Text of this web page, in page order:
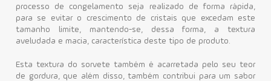
processo de congelamento seja realizado de forma rápida,
para se evitar o crescimento de cristais que excedam este
tamanho limite, mantendo-se, dessa forma, a textura
aveludada e macia, característica deste tipo de produto.
Esta textura do sorvete também é acarretada pelo seu teor
de gordura, que além disso, também contribui para um sabor